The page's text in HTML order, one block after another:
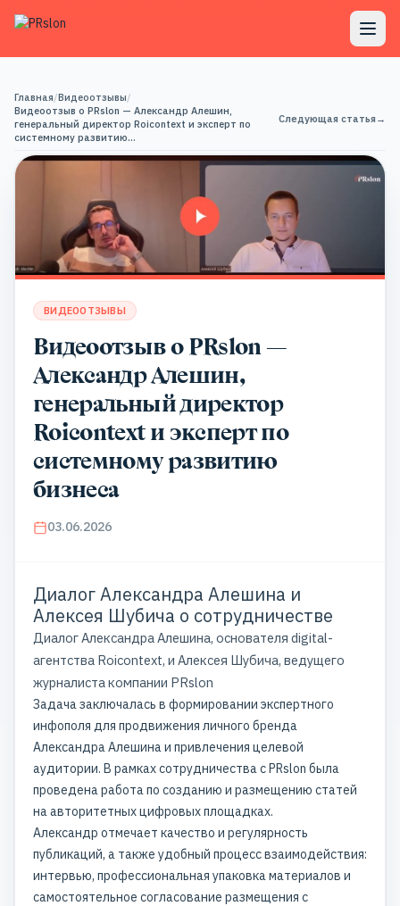
Главная/Видеоотзывы/
Видеоотзыв о PRslon — Александр Алешин,
генеральный директор Roicontext и эксперт по
системному развитию…
Следующая статья→
ВИДЕООТЗЫВЫ
Видеоотзыв о PRslon —
Александр Алешин,
генеральный директор
Roicontext и эксперт по
системному развитию
бизнеса
03.06.2026
Диалог Александра Алешина и
Алексея Шубича о сотрудничестве
Диалог Александра Алешина, основателя digital-
агентства Roicontext, и Алексея Шубича, ведущего
журналиста компании PRslon
Задача заключалась в формировании экспертного
инфополя для продвижения личного бренда
Александра Алешина и привлечения целевой
аудитории. В рамках сотрудничества с PRslon была
проведена работа по созданию и размещению статей
на авторитетных цифровых площадках.
Александр отмечает качество и регулярность
публикаций, а также удобный процесс взаимодействия:
интервью, профессиональная упаковка материалов и
самостоятельное согласование размещения с